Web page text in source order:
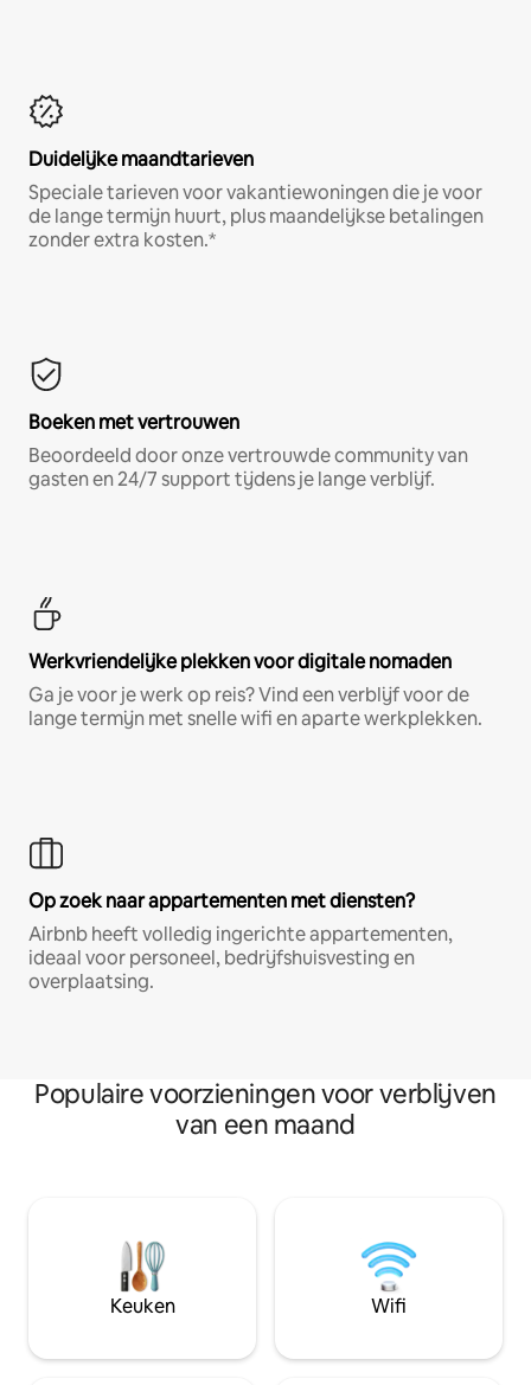
Duidelijke maandtarieven
Speciale tarieven voor vakantiewoningen die je voor
de lange termijn huurt, plus maandelijkse betalingen
zonder extra kosten.*
Boeken met vertrouwen
Beoordeeld door onze vertrouwde community van
gasten en 24/7 support tijdens je lange verblijf.
Werkvriendelijke plekken voor digitale nomaden
Ga je voor je werk op reis? Vind een verblijf voor de
lange termijn met snelle wifi en aparte werkplekken.
Op zoek naar appartementen met diensten?
Airbnb heeft volledig ingerichte appartementen,
ideaal voor personeel, bedrijfshuisvesting en
overplaatsing.
Populaire voorzieningen voor verblijven
van een maand
Keuken Wifi